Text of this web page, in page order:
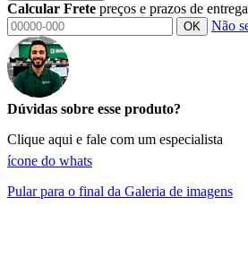
Calcular Frete preços e prazos de entrega
OK Não
Dúvidas sobre esse produto?
Clique aqui e fale com um especialista
ícone do whats
Pular para o final da Galeria de imagens